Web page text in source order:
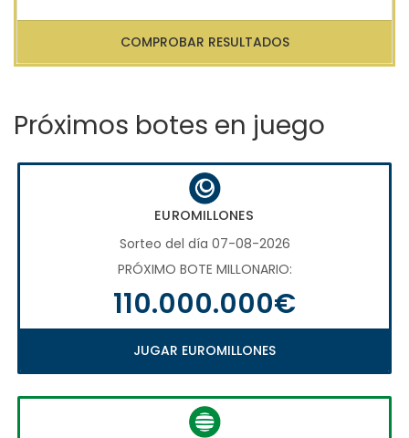
COMPROBAR RESULTADOS
Próximos botes en juego
EUROMILLONES
Sorteo del día 07-08-2026
PRÓXIMO BOTE MILLONARIO:
110.000.000€
JUGAR EUROMILLONES